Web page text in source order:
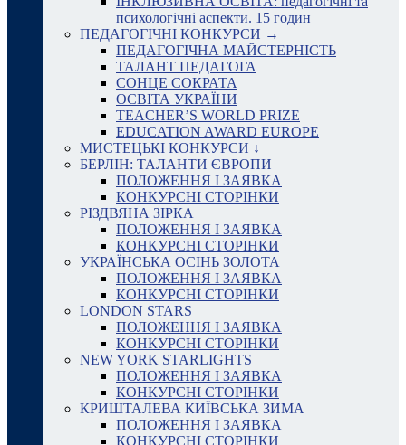
психологічні аспекти. 15 годин
ПЕДАГОГІЧНІ КОНКУРСИ →
ПЕДАГОГІЧНА МАЙСТЕРНІСТЬ
ТАЛАНТ ПЕДАГОГА
СОНЦЕ СОКРАТА
ОСВІТА УКРАЇНИ
TEACHER’S WORLD PRIZE
EDUCATION AWARD EUROPE
МИСТЕЦЬКІ КОНКУРСИ ↓
БЕРЛІН: ТАЛАНТИ ЄВРОПИ
ПОЛОЖЕННЯ І ЗАЯВКА
КОНКУРСНІ СТОРІНКИ
РІЗДВЯНА ЗІРКА
ПОЛОЖЕННЯ І ЗАЯВКА
КОНКУРСНІ СТОРІНКИ
УКРАЇНСЬКА ОСІНЬ ЗОЛОТА
ПОЛОЖЕННЯ І ЗАЯВКА
КОНКУРСНІ СТОРІНКИ
LONDON STARS
ПОЛОЖЕННЯ І ЗАЯВКА
КОНКУРСНІ СТОРІНКИ
NEW YORK STARLIGHTS
ПОЛОЖЕННЯ І ЗАЯВКА
КОНКУРСНІ СТОРІНКИ
КРИШТАЛЕВА КИЇВСЬКА ЗИМА
ПОЛОЖЕННЯ І ЗАЯВКА
КОНКУРСНІ СТОРІНКИ